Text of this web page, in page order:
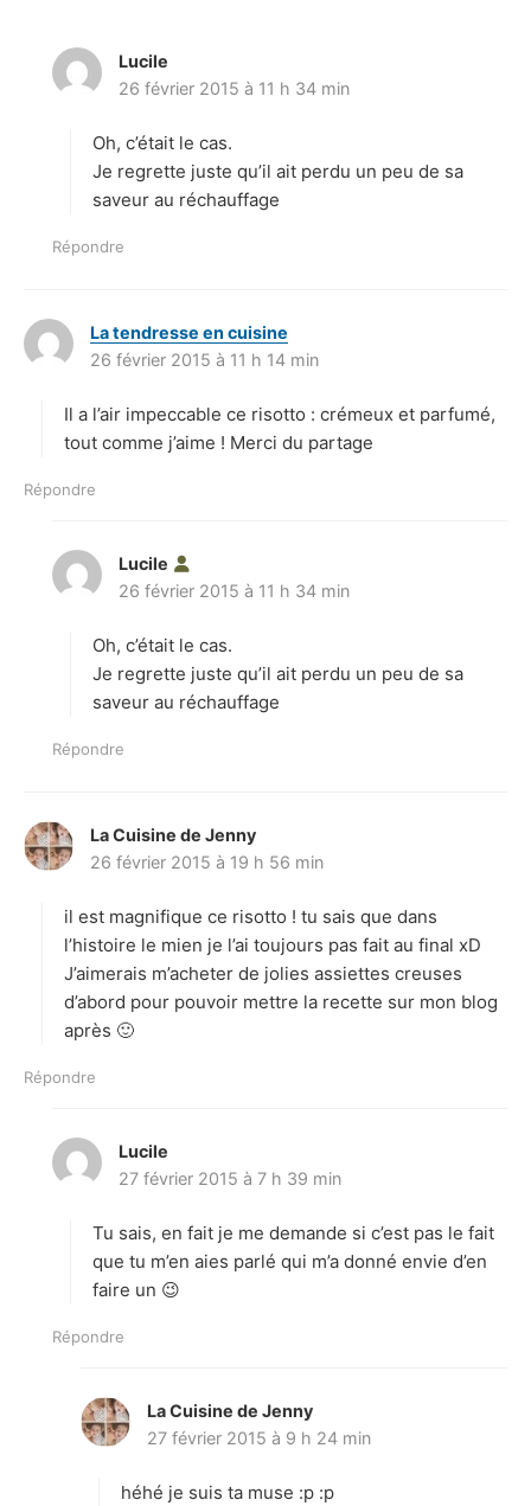
Lucile
i
:
26 février 2015 à 11 h 34 min
Oh, c’était le cas.
Je regrette juste qu’il ait perdu un peu de sa
saveur au réchauffage
Répondre
La tendresse en cuisine
i
:
26 février 2015 à 11 h 14 min
Il a l’air impeccable ce risotto : crémeux et parfumé,
tout comme j’aime ! Merci du partage
Répondre
Lucile
:
26 février 2015 à 11 h 34 min
Oh, c’était le cas.
Je regrette juste qu’il ait perdu un peu de sa
saveur au réchauffage
Répondre
La Cuisine de Jenny
i
:
26 février 2015 à 19 h 56 min
il est magnifique ce risotto ! tu sais que dans
l’histoire le mien je l’ai toujours pas fait au final xD
J’aimerais m’acheter de jolies assiettes creuses
d’abord pour pouvoir mettre la recette sur mon blog
après 🙂
Répondre
Lucile
i
:
27 février 2015 à 7 h 39 min
Tu sais, en fait je me demande si c’est pas le fait
que tu m’en aies parlé qui m’a donné envie d’en
faire un 😉
Répondre
La Cuisine de Jenny
27 février 2015 à 9 h 24 min
héhé je suis ta muse :p :p